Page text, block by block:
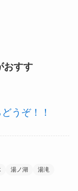
おすす
うぞ！！
湯ノ湖
湯滝